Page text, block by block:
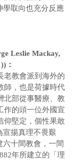
學取向也充分反應
Leslie Mackay,
：
老教會派到海外的
師，也是荷據時代
北部從事醫療、教
作的頭一位外國宣
仰堅定，個性果敢
宣揚真理不畏艱
六十間教會，一間
年所建立的「理